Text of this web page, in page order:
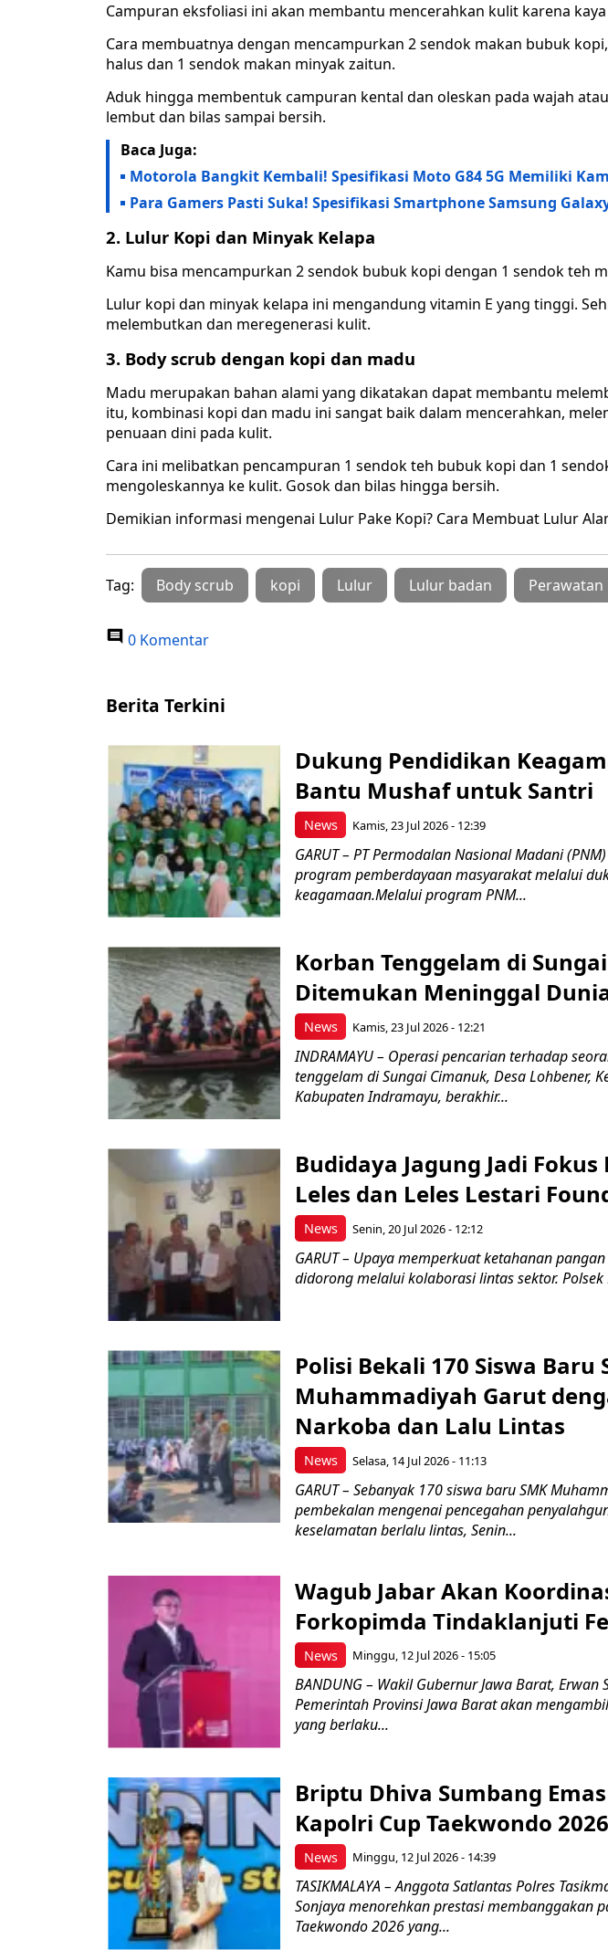
Campuran eksfoliasi ini akan membantu mencerahkan kulit karena
Cara membuatnya dengan mencampurkan 2 sendok makan bubuk
halus dan 1 sendok makan minyak zaitun.
Aduk hingga membentuk campuran kental dan oleskan pada wajah
lembut dan bilas sampai bersih.
Baca Juga:
Motorola Bangkit Kembali! Spesifikasi Moto G84 5G Memiliki
Para Gamers Pasti Suka! Spesifikasi Smartphone Samsung
2. Lulur Kopi dan Minyak Kelapa
Kamu bisa mencampurkan 2 sendok bubuk kopi dengan 1 sendok teh
Lulur kopi dan minyak kelapa ini mengandung vitamin E yang tinggi.
melembutkan dan meregenerasi kulit.
3. Body scrub dengan kopi dan madu
Madu merupakan bahan alami yang dikatakan dapat membantu
itu, kombinasi kopi dan madu ini sangat baik dalam mencerahkan,
penuaan dini pada kulit.
Cara ini melibatkan pencampuran 1 sendok teh bubuk kopi dan 1
mengoleskannya ke kulit. Gosok dan bilas hingga bersih.
Demikian informasi mengenai Lulur Pake Kopi? Cara Membuat Lulur
Tag: Body scrub kopi Lulur Lulur badan Perawatan
0 Komentar
Berita Terkini
News
Dukung Pendidikan
Bantu Mushaf untuk Santri
Kamis, 23 Jul 2026 - 12:39
GARUT – PT Permodalan Nasional Madani
program pemberdayaan masyarakat melalui
keagamaan.Melalui program PNM...
News
Korban Tenggelam di
Ditemukan Meninggal
Kamis, 23 Jul 2026 - 12:21
INDRAMAYU – Operasi pencarian terhadap
tenggelam di Sungai Cimanuk, Desa Lohbener,
Kabupaten Indramayu, berakhir...
News
Budidaya Jagung Jadi
Leles dan Leles Lestari
Senin, 20 Jul 2026 - 12:12
GARUT – Upaya memperkuat ketahanan
didorong melalui kolaborasi lintas sektor. Polsek
News
Polisi Bekali 170 Siswa Baru
Muhammadiyah Garut
Narkoba dan Lalu Lintas
Selasa, 14 Jul 2026 - 11:13
GARUT – Sebanyak 170 siswa baru SMK
pembekalan mengenai pencegahan
keselamatan berlalu lintas, Senin...
News
Wagub Jabar Akan
Forkopimda Tindaklanjuti
Minggu, 12 Jul 2026 - 15:05
BANDUNG – Wakil Gubernur Jawa Barat, Erwan
Pemerintah Provinsi Jawa Barat akan
yang berlaku...
News
Briptu Dhiva Sumbang
Kapolri Cup Taekwondo 2026
Minggu, 12 Jul 2026 - 14:39
TASIKMALAYA – Anggota Satlantas Polres
Sonjaya menorehkan prestasi membanggakan
Taekwondo 2026 yang...